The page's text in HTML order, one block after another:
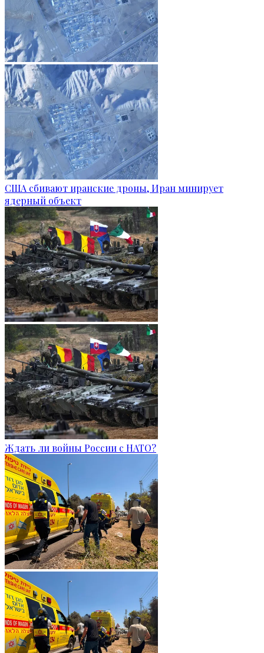
США сбивают иранские дроны, Иран минирует
ядерный объект
Ждать ли войны России с НАТО?